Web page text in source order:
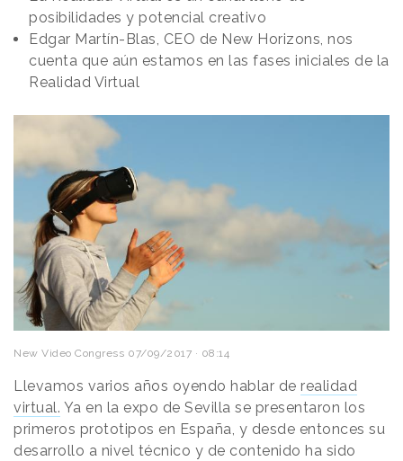
posibilidades y potencial creativo
Edgar Martín-Blas, CEO de New Horizons, nos
cuenta que aún estamos en las fases iniciales de la
Realidad Virtual
New Video Congress 07/09/2017 · 08:14
Llevamos varios años oyendo hablar de realidad
virtual. Ya en la expo de Sevilla se presentaron los
primeros prototipos en España, y desde entonces su
desarrollo a nivel técnico y de contenido ha sido